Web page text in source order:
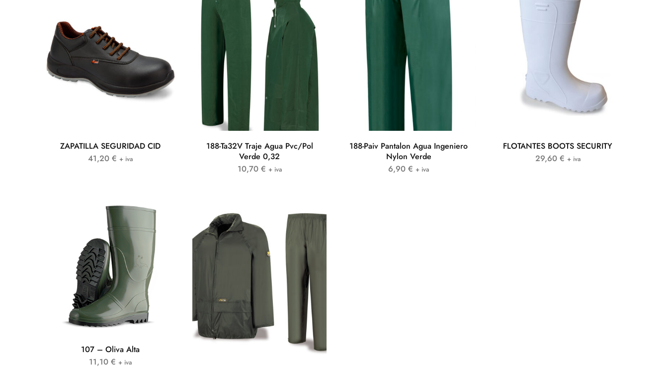
ZAPATILLA SEGURIDAD CID
41,20 € + iva
188-Ta32V Traje Agua Pvc/Pol
Verde 0,32
10,70 € + iva
188-Paiv Pantalon Agua Ingeniero
Nylon Verde
6,90 € + iva
FLOTANTES BOOTS SECURITY
29,60 € + iva
107 – Oliva Alta
11,10 € + iva